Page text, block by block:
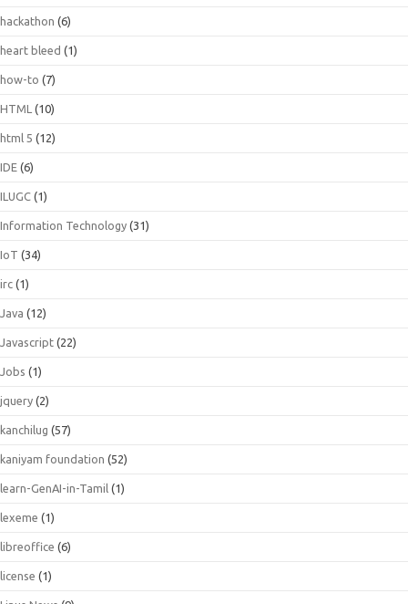
hackathon (6)
heart bleed (1)
how-to (7)
HTML (10)
html 5 (12)
IDE (6)
ILUGC (1)
Information Technology (31)
IoT (34)
irc (1)
Java (12)
Javascript (22)
Jobs (1)
jquery (2)
kanchilug (57)
kaniyam foundation (52)
learn-GenAI-in-Tamil (1)
lexeme (1)
libreoffice (6)
license (1)